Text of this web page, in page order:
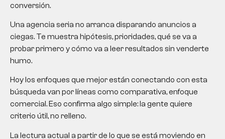
conversión.
Una agencia seria no arranca disparando anuncios a
ciegas. Te muestra hipótesis, prioridades, qué se va a
probar primero y cómo va a leer resultados sin venderte
humo.
Hoy los enfoques que mejor están conectando con esta
búsqueda van por líneas como comparativa, enfoque
comercial. Eso confirma algo simple: la gente quiere
criterio útil, no relleno.
La lectura actual a partir de lo que se está moviendo en